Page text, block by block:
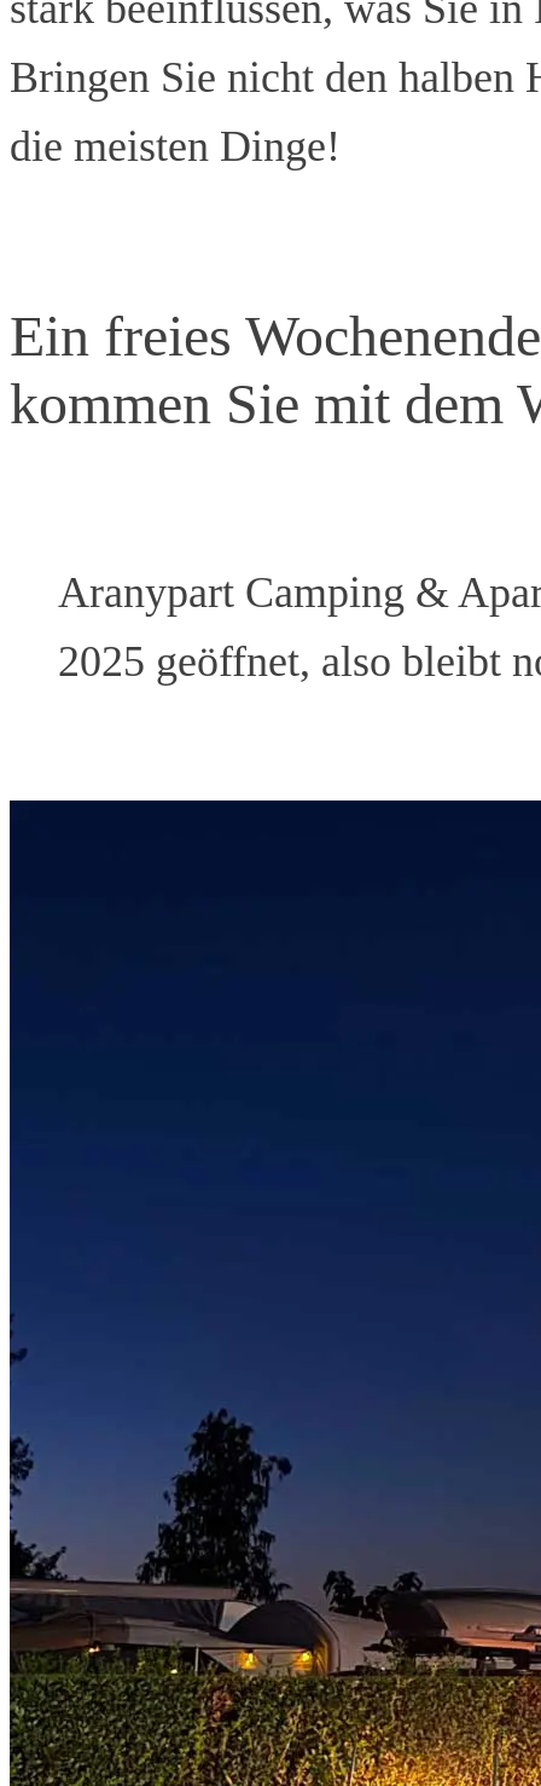
Bringen Sie nicht den halben
die meisten Dinge!
Ein freies
kommen Sie mit dem
Aranypart Camping &
2025 geöffnet, also bleibt